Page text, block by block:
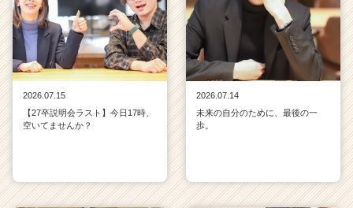
2026.07.15
【27卒説明会ラスト】今日17時、
空いてませんか？
2026.07.14
未来の自分のために、最後の一
歩。